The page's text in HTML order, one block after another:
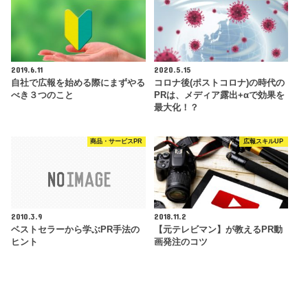
2019.6.11
自社で広報を始める際にまずやる
べき３つのこと
2020.5.15
コロナ後(ポストコロナ)の時代の
PRは、メディア露出+αで効果を
最大化！？
商品・サービスPR
2010.3.9
ベストセラーから学ぶPR手法の
ヒント
広報スキルUP
2018.11.2
【元テレビマン】が教えるPR動
画発注のコツ